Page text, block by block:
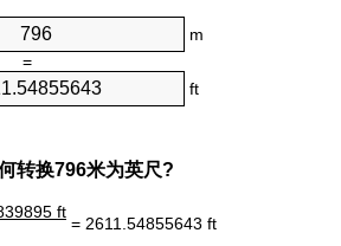
m
=
ft
转换796米为英尺?
ft
= 2611.54855643 ft